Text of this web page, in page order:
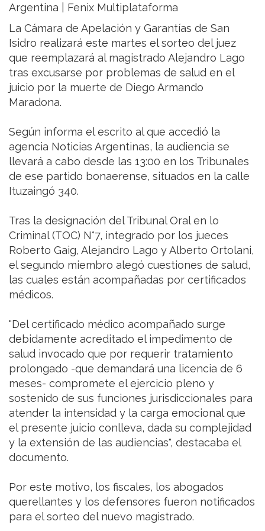
Argentina | Fenix Multiplataforma
La Cámara de Apelación y Garantías de San
Isidro realizará este martes el sorteo del juez
que reemplazará al magistrado Alejandro Lago
tras excusarse por problemas de salud en el
juicio por la muerte de Diego Armando
Maradona.
Según informa el escrito al que accedió la
agencia Noticias Argentinas, la audiencia se
llevará a cabo desde las 13:00 en los Tribunales
de ese partido bonaerense, situados en la calle
Ituzaingó 340.
Tras la designación del Tribunal Oral en lo
Criminal (TOC) N°7, integrado por los jueces
Roberto Gaig, Alejandro Lago y Alberto Ortolani,
el segundo miembro alegó cuestiones de salud,
las cuales están acompañadas por certificados
médicos.
"Del certificado médico acompañado surge
debidamente acreditado el impedimento de
salud invocado que por requerir tratamiento
prolongado -que demandará una licencia de 6
meses- compromete el ejercicio pleno y
sostenido de sus funciones jurisdiccionales para
atender la intensidad y la carga emocional que
el presente juicio conlleva, dada su complejidad
y la extensión de las audiencias", destacaba el
documento.
Por este motivo, los fiscales, los abogados
querellantes y los defensores fueron notificados
para el sorteo del nuevo magistrado.